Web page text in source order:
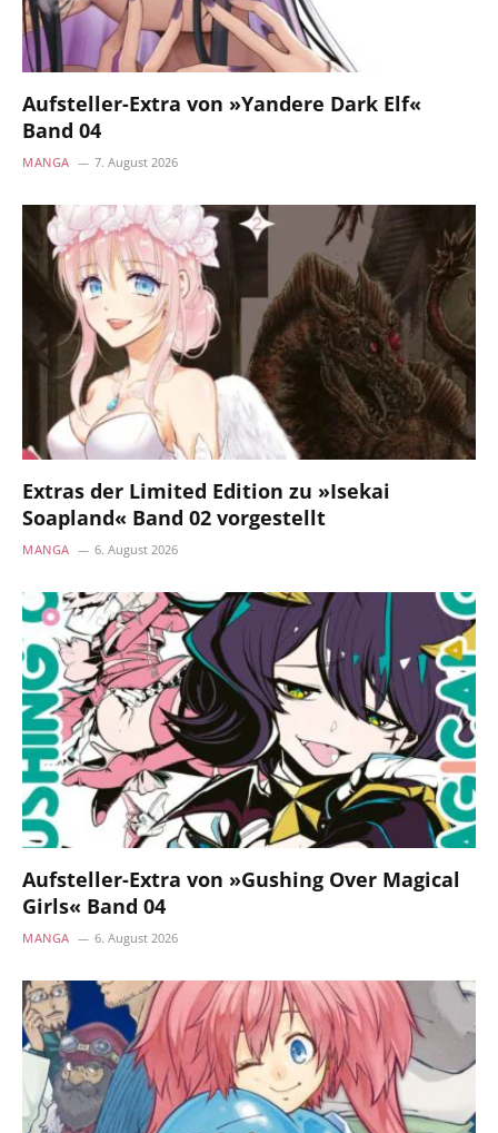
Aufsteller-Extra von »Yandere Dark Elf«
Band 04
MANGA 7. August 2026
Extras der Limited Edition zu »Isekai
Soapland« Band 02 vorgestellt
MANGA 6. August 2026
Aufsteller-Extra von »Gushing Over Magical
Girls« Band 04
MANGA 6. August 2026